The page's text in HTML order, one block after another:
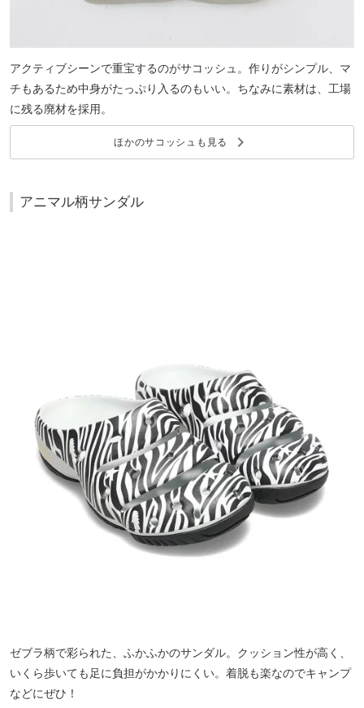
アクティブシーンで重宝するのがサコッシュ。作りがシンプル、マ
チもあるため中身がたっぷり入るのもいい。ちなみに素材は、工場
に残る廃材を採用。
ほかのサコッシュも見る keyboard_arrow_right
アニマル柄サンダル
ゼブラ柄で彩られた、ふかふかのサンダル。クッション性が高く、
いくら歩いても足に負担がかかりにくい。着脱も楽なのでキャンプ
などにぜひ！